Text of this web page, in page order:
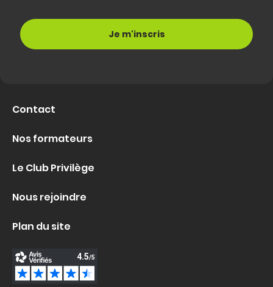
Contact
Nos formateurs
Le Club Privilège
Nous rejoindre
Plan du site